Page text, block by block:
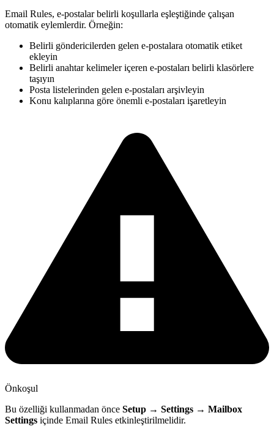
Email Rules, e-postalar belirli koşullarla eşleştiğinde çalışan
otomatik eylemlerdir. Örneğin:
Belirli göndericilerden gelen e-postalara otomatik etiket
ekleyin
Belirli anahtar kelimeler içeren e-postaları belirli klasörlere
taşıyın
Posta listelerinden gelen e-postaları arşivleyin
Konu kalıplarına göre önemli e-postaları işaretleyin
Önkoşul
Bu özelliği kullanmadan önce Setup → Settings → Mailbox
Settings içinde Email Rules etkinleştirilmelidir.